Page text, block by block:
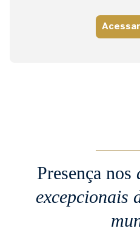
Presença nos
excepcionais